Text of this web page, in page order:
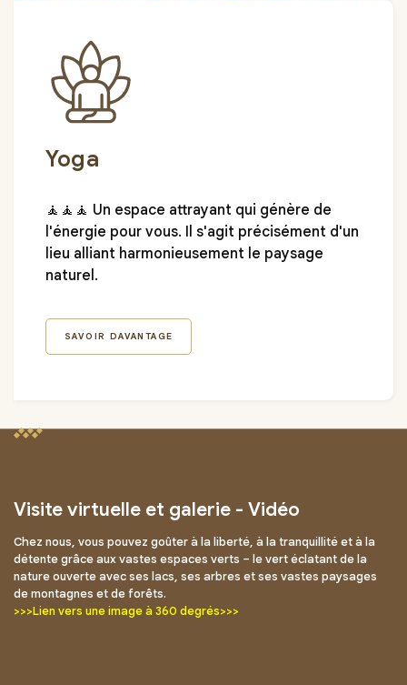
Yoga
🧘🧘🧘 Un espace attrayant qui génère de
l'énergie pour vous. Il s'agit précisément d'un
lieu alliant harmonieusement le paysage
naturel.
SAVOIR DAVANTAGE
Visite virtuelle et galerie - Vidéo
Chez nous, vous pouvez goûter à la liberté, à la tranquillité et à la
détente grâce aux vastes espaces verts – le vert éclatant de la
nature ouverte avec ses lacs, ses arbres et ses vastes paysages
de montagnes et de forêts.
>>>Lien vers une image à 360 degrés>>>